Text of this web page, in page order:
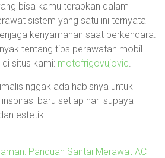
bisa kamu terapkan dalam
sistem yang satu ini ternyata
kenyamanan saat berkendara.
tentang tips perawatan mobil
situs kami: motofrigovujovic.
nggak ada habisnya untuk
baru setiap hari supaya
estetik!
Panduan Santai Merawat AC